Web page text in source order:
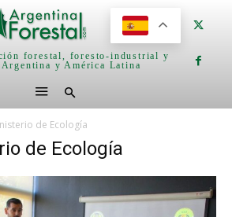
forestal, foresto-industrial y
y América Latina
de Ecología
de Ecología